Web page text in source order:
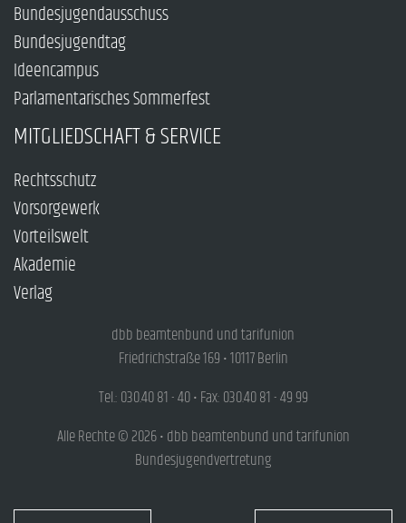
Bundesjugendausschuss
Bundesjugendtag
Ideencampus
Parlamentarisches Sommerfest
MITGLIEDSCHAFT & SERVICE
Rechtsschutz
Vorsorgewerk
Vorteilswelt
Akademie
Verlag
dbb beamtenbund und tarifunion
Friedrichstraße 169 • 10117 Berlin
Tel.: 030.40 81 - 40 • Fax: 030.40 81 - 49 99
Alle Rechte © 2026 • dbb beamtenbund und tarifunion
Bundesjugendvertretung